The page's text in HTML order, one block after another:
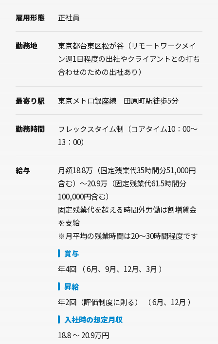
雇用形態 正社員
勤務地
東京都台東区松が谷（リモートワークメイ
ン週1日程度の出社やクライアントとの打ち
合わせのための出社あり）
最寄り駅 東京メトロ銀座線 田原町駅徒歩5分
勤務時間
フレックスタイム制（コアタイム10：00～
13：00）
給与
月額18.8万（固定残業代35時間分51,000円
含む）～20.9万（固定残業代61.5時間分
100,000円含む）
固定残業代を超える時間外労働は割増賃金
を支給
※月平均の残業時間は20～30時間程度です
賞与
年4回
（ 6月、9月、12月、3月 ）
昇給
年2回（評価制度に則る） （ 6月、12月 ）
入社時の想定月収
18.8 〜 20.9万円